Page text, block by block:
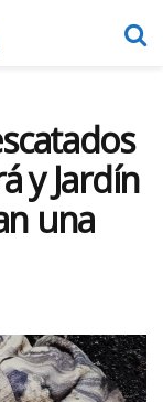
y Jardín
una